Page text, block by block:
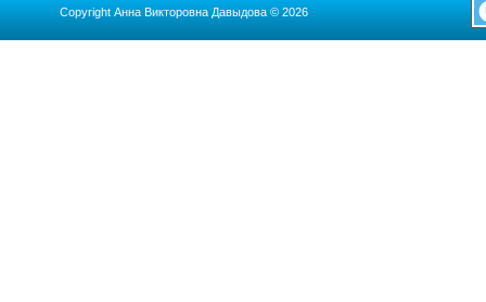
Copyright Анна Викторовна Давыдова © 2026